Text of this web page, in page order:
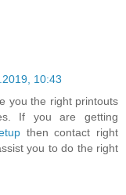
10:43
you the right printouts
If you are getting
then contact right
you to do the right